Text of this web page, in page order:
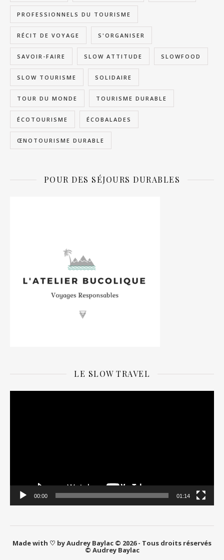
PROFESSIONNELS DU TOURISME
RÉCIT DE VOYAGE S'ORGANISER
SAVOIR-FAIRE SLOW ATTITUDE SLOWFOOD
SLOW TOURISME SOLIDAIRE
TOUR DU MONDE TOURISME DURABLE
ÉCOTOURISME ÉCOBALADES
ŒNOTOURISME DURABLE
POUR DES SÉJOURS DURABLES
LE SLOW TRAVEL
Lecteur
00:00 01:14
Made with ♡ by Audrey Baylac © 2026 - Tous droits réservés
© Audrey Baylac